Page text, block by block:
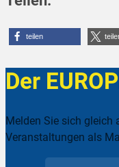
teilen
Der
Melden Sie sich
Veranstaltungen als